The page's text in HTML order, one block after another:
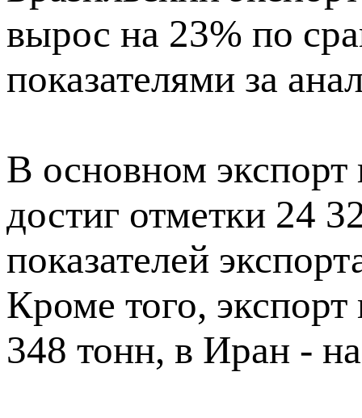
вырос на 23% по
показателями за
В основном
достиг отметки 24
показателей
Кроме того,
348 тонн, в Иран -